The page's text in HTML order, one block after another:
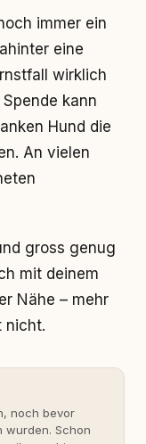
immer ein
eine
wirklich
kann
Hund die
An vielen
gross genug
mit deinem
Nähe – mehr
nicht.
noch bevor
wurden. Schon